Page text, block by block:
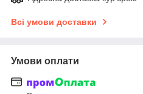
Всі умови доставки
Умови оплати